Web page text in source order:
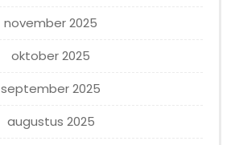
november 2025
oktober 2025
september 2025
augustus 2025